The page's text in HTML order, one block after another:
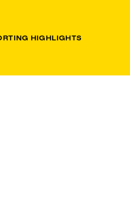
HIGHLIGHTS